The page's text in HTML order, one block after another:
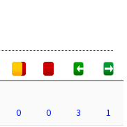
0 0 3
1